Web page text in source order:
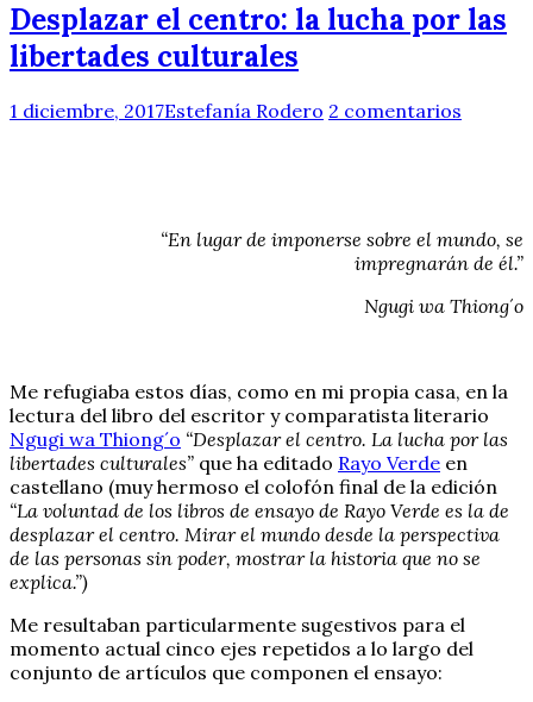
Desplazar el centro: la lucha por las
libertades culturales
1 diciembre, 2017Estefanía Rodero 2 comentarios
“En lugar de imponerse sobre el mundo, se
impregnarán de él.”
Ngugi wa Thiong´o
Me refugiaba estos días, como en mi propia casa, en la
lectura del libro del escritor y comparatista literario
Ngugi wa Thiong´o “Desplazar el centro. La lucha por las
libertades culturales” que ha editado Rayo Verde en
castellano (muy hermoso el colofón final de la edición
“La voluntad de los libros de ensayo de Rayo Verde es la de
desplazar el centro. Mirar el mundo desde la perspectiva
de las personas sin poder, mostrar la historia que no se
explica.”)
Me resultaban particularmente sugestivos para el
momento actual cinco ejes repetidos a lo largo del
conjunto de artículos que componen el ensayo: